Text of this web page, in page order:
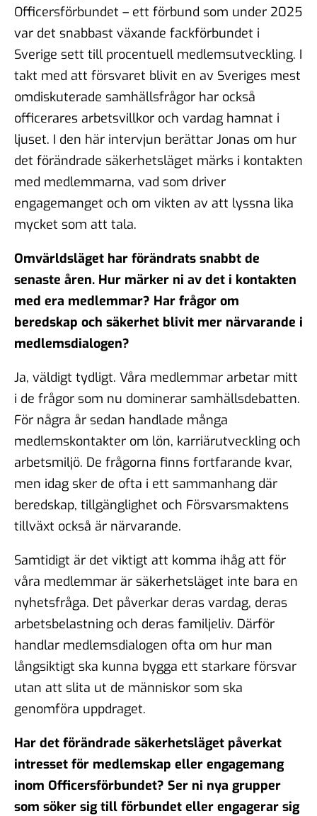
Officersförbundet – ett förbund som under 2025
var det snabbast växande fackförbundet i
Sverige sett till procentuell medlemsutveckling. I
takt med att försvaret blivit en av Sveriges mest
omdiskuterade samhällsfrågor har också
officerares arbetsvillkor och vardag hamnat i
ljuset. I den här intervjun berättar Jonas om hur
det förändrade säkerhetsläget märks i kontakten
med medlemmarna, vad som driver
engagemanget och om vikten av att lyssna lika
mycket som att tala.
Omvärldsläget har förändrats snabbt de
senaste åren. Hur märker ni av det i kontakten
med era medlemmar? Har frågor om
beredskap och säkerhet blivit mer närvarande i
medlemsdialogen?
Ja, väldigt tydligt. Våra medlemmar arbetar mitt
i de frågor som nu dominerar samhällsdebatten.
För några år sedan handlade många
medlemskontakter om lön, karriärutveckling och
arbetsmiljö. De frågorna finns fortfarande kvar,
men idag sker de ofta i ett sammanhang där
beredskap, tillgänglighet och Försvarsmaktens
tillväxt också är närvarande.
Samtidigt är det viktigt att komma ihåg att för
våra medlemmar är säkerhetsläget inte bara en
nyhetsfråga. Det påverkar deras vardag, deras
arbetsbelastning och deras familjeliv. Därför
handlar medlemsdialogen ofta om hur man
långsiktigt ska kunna bygga ett starkare försvar
utan att slita ut de människor som ska
genomföra uppdraget.
Har det förändrade säkerhetsläget påverkat
intresset för medlemskap eller engagemang
inom Officersförbundet? Ser ni nya grupper
som söker sig till förbundet eller engagerar sig